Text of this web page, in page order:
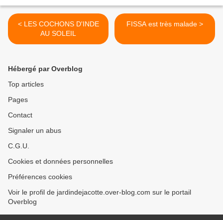
< LES COCHONS D'INDE
AU SOLEIL
FISSA est très malade >
Hébergé par Overblog
Top articles
Pages
Contact
Signaler un abus
C.G.U.
Cookies et données personnelles
Préférences cookies
Voir le profil de jardindejacotte.over-blog.com sur le portail
Overblog